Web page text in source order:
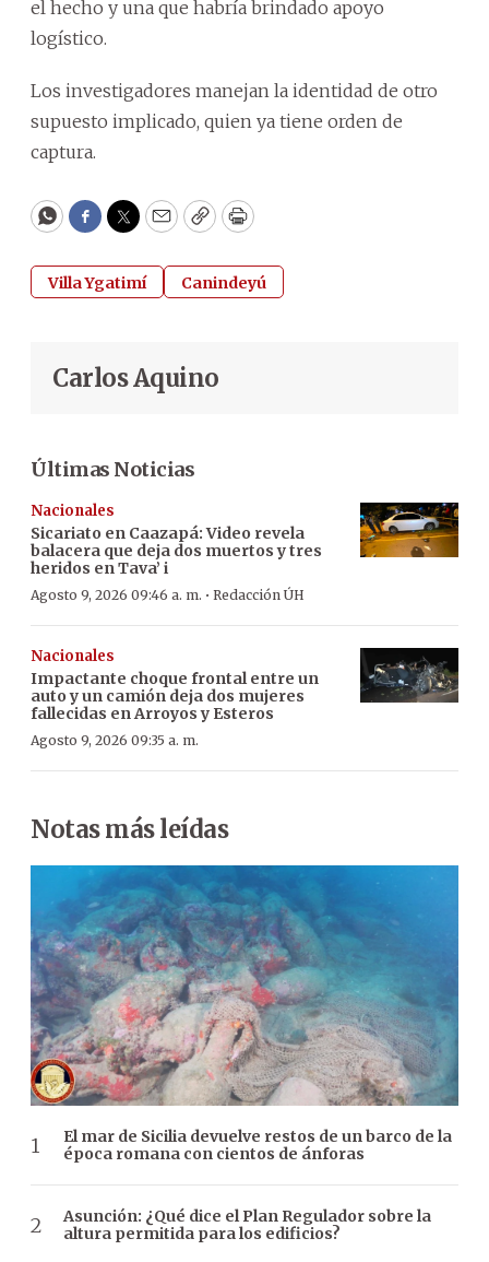
el hecho y una que habría brindado apoyo
logístico.
Los investigadores manejan la identidad de otro
supuesto implicado, quien ya tiene orden de
captura.
WhatsApp
Facebook
Twitter
EmailCopyPrint
Villa Ygatimí Canindeyú
Carlos Aquino
Últimas Noticias
Nacionales
Sicariato en Caazapá: Video revela
balacera que deja dos muertos y tres
heridos en Tava’ i
Agosto 9, 2026 09:46 a. m. · Redacción ÚH
Nacionales
Impactante choque frontal entre un
auto y un camión deja dos mujeres
fallecidas en Arroyos y Esteros
Agosto 9, 2026 09:35 a. m.
Notas más leídas
El mar de Sicilia devuelve restos de un barco de la
época romana con cientos de ánforas
Asunción: ¿Qué dice el Plan Regulador sobre la
altura permitida para los edificios?